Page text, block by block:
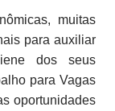
muitas
para auxiliar
dos seus
para Vagas
oportunidades